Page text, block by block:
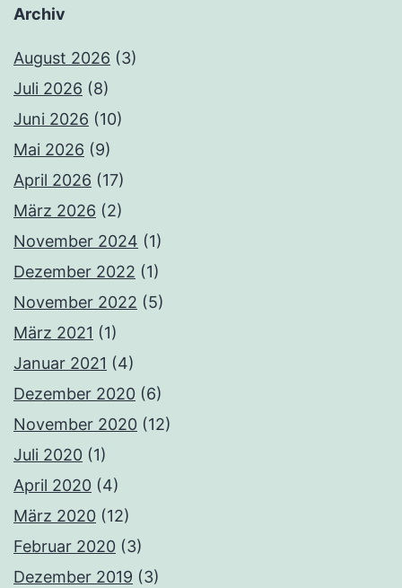
Archiv
August 2026 (3)
Juli 2026 (8)
Juni 2026 (10)
Mai 2026 (9)
April 2026 (17)
März 2026 (2)
November 2024 (1)
Dezember 2022 (1)
November 2022 (5)
März 2021 (1)
Januar 2021 (4)
Dezember 2020 (6)
November 2020 (12)
Juli 2020 (1)
April 2020 (4)
März 2020 (12)
Februar 2020 (3)
Dezember 2019 (3)